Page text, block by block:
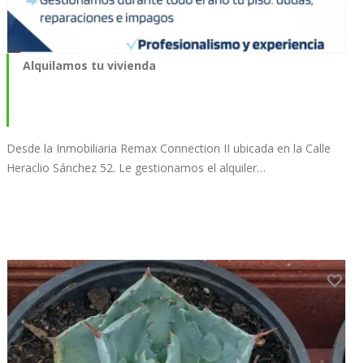
Alquilamos tu vivienda
Desde la Inmobiliaria Remax Connection II ubicada en la Calle
Heraclio Sánchez 52. Le gestionamos el alquiler…